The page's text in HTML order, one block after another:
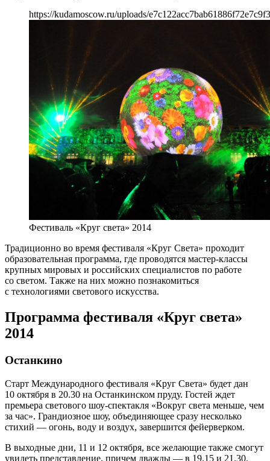
https://kudamoscow.ru/uploads/
Фестиваль «Круг света» 2014
Традиционно во время фестиваля «Круг Света» проходит
образовательная программа, где проводятся мастер-классы
крупных мировых и российских специалистов по работе
со светом. Также на них можно познакомиться
с технологиями светового искусства.
Программа фестиваля «Круг света»
2014
Останкино
Старт Международного фестиваля «Круг Света» будет дан
10 октября в 20.30 на Останкинском пруду. Гостей ждет
премьера светового шоу-спектакля «Вокруг света меньше, чем
за час». Грандиозное шоу, объединяющее сразу несколько
стихий — огонь, воду и воздух, завершится фейерверком.
В выходные дни, 11 и 12 октября, все желающие также смогут
увидеть представление, причем дважды — в 19.15 и 21.30.